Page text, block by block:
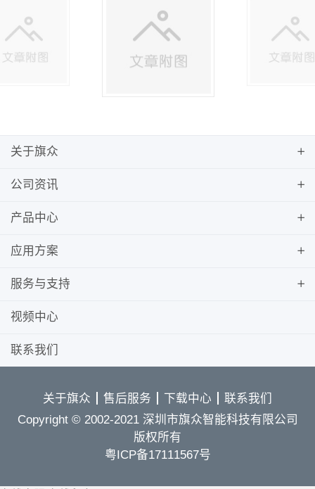
关于旗众
公司资讯
产品中心
应用方案
服务与支持
视频中心
联系我们
关于旗众 售后服务 下载中心
联系我们
Copyright © 2002-2021 深圳市旗众智能科技有限公司
版权所有
粤ICP备17111567号